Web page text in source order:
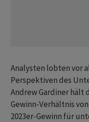
Analysten lobten vor
Perspektiven des
Andrew Gardiner hält
Gewinn-Verhältnis
2023er-Gewinn für